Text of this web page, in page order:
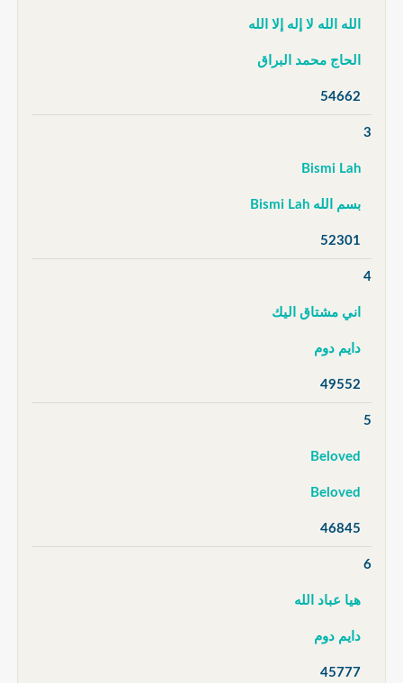
الله الله لا إله إلا الله
الحاج محمد البراق
54662
3
Bismi Lah
بسم الله Bismi Lah
52301
4
اني مشتاق اليك
دايم دوم
49552
5
Beloved
Beloved
46845
6
هيا عباد الله
دايم دوم
45777